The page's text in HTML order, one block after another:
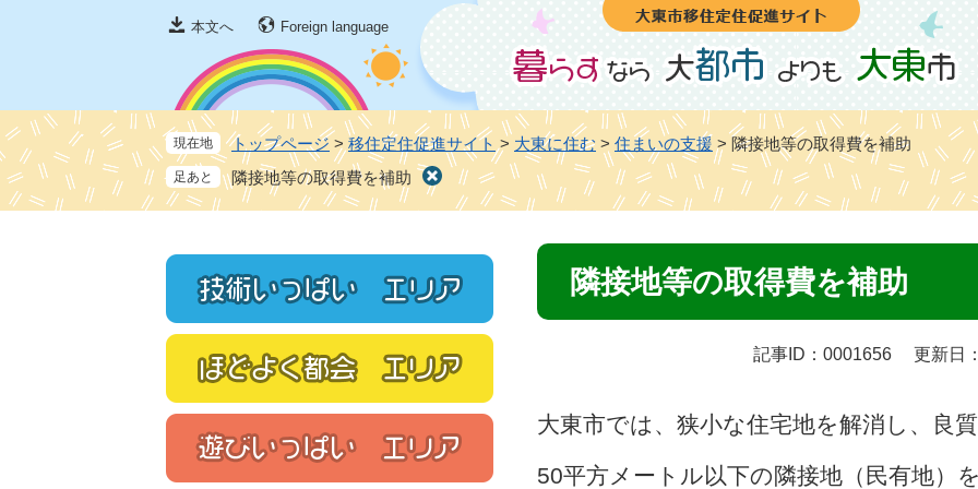
頭
で
す
飛
ば
し
本文へ Foreign language
現在地 トップページ > 移住定住促進サイト > 大東に住む > 住まいの支援 > 隣接地等の取得費を補助
隣接地等の取得費を補助
本
隣接地等の取得費を補助
記事ID：0001656 更新日
大東市では、狭小な住宅地を解消し、良
50平方メートル以下の隣接地（民有地）